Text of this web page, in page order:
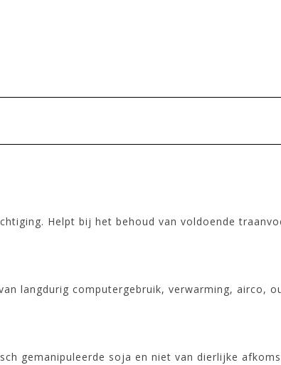
Helpt bij het behoud van voldoende
langdurig computergebruik, verwarming, airco,
gemanipuleerde soja en niet van dierlijke